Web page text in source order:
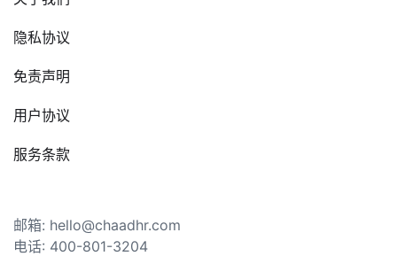
隐私协议
免责声明
用户协议
服务条款
邮箱: hello@chaadhr.com
电话: 400-801-3204